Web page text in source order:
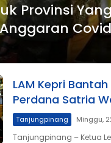
Provinsi
LAM Kepri
Perdana Satria
Tanjungpinang Minggu,
Tanjungpinang – Ketua